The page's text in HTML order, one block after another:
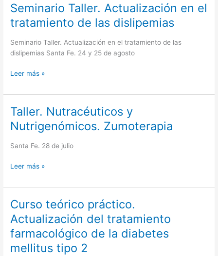
Farmacia
Seminario Taller. Actualización en el
tratamiento de las dislipemias
Seminario Taller. Actualización en el tratamiento de las
dislipemias Santa Fe. 24 y 25 de agosto
Seminario
Actualización
tratamiento
de
Leer más »
Taller. Nutracéuticos y
Nutrigenómicos. Zumoterapia
Santa Fe. 28 de julio
Taller.
Nutracéuticos
y
Leer más »
Curso teórico práctico.
Actualización del tratamiento
farmacológico de la diabetes
mellitus tipo 2
Curso
teórico
práctico.
Actualización
del